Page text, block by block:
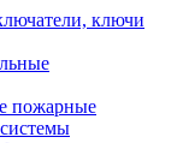
ключи
пожарные